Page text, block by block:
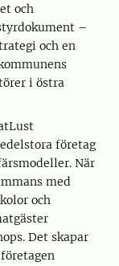
och
–
och en
i östra
företag
När
med
och
Det skapar